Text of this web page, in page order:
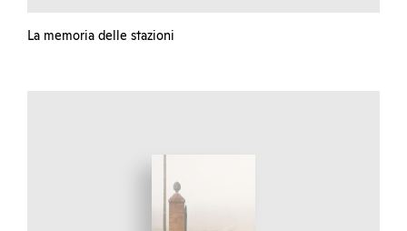
La memoria delle stazioni